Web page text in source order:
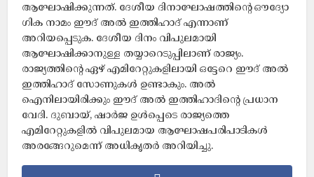
ആഘോഷിക്കുന്നത്. ദേശീയ ദിനാഘോഷത്തിൻ്റെ ഔദ്യോ​
ഗിക നാമം ഈദ് അൽ ഇത്തിഹാദ് എന്നാണ്
അറിയപ്പെടുക. ദേശീയ ദിനം വിപുലമായി
ആഘോഷിക്കാനുള്ള തയ്യാറെടുപ്പിലാണ് രാജ്യം.
രാജ്യത്തിന്റെ ഏഴ് എമിറേറ്റുകളിലായി ഒട്ടേറെ ഈദ് അല്‍
ഇത്തിഹാദ് സോണുകള്‍ ഉണ്ടാകും. അല്‍
ഐനിലായിരിക്കും ഈദ് അല്‍ ഇത്തിഹാദിന്റെ പ്രധാന
വേദി. ദുബായ്, ഷാര്‍ജ ഉള്‍പ്പെടെ രാജ്യത്തെ
എമിറേറ്റുകളില്‍ വിപുലമായ ആഘോഷപരിപാടികൾ
അരങ്ങേറുമെന്ന് അധികൃതർ അറിയിച്ചു.